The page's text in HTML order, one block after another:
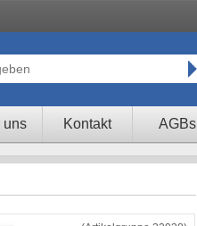
uns Kontakt AGBs